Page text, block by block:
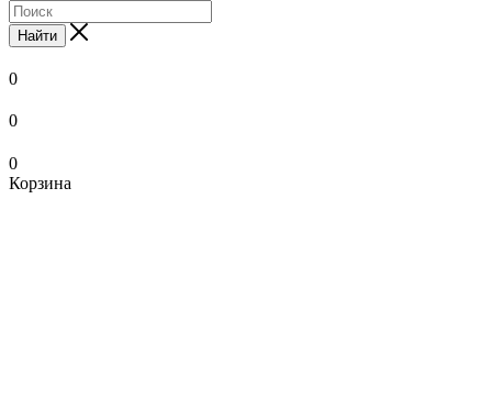
Найти
0
0
0
Корзина